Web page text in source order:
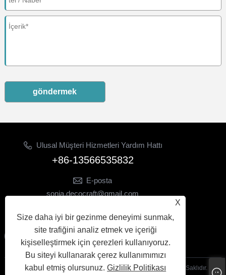
göndermek
Ulusal Müşteri Hizmetleri Yardım Hattı
+86-13566535832
E-posta
sonia.decocraft@gmail.com
BİZİ TAKİP EDİN
Telif Hakkı© 2024 Yiwu Yetong Trading Co., Ltd. Tüm Hakları Saklıdır.
X
Size daha iyi bir gezinme deneyimi sunmak,
site trafiğini analiz etmek ve içeriği
kişiselleştirmek için çerezleri kullanıyoruz.
Bu siteyi kullanarak çerez kullanımımızı
kabul etmiş olursunuz.Gizlilik Politikası